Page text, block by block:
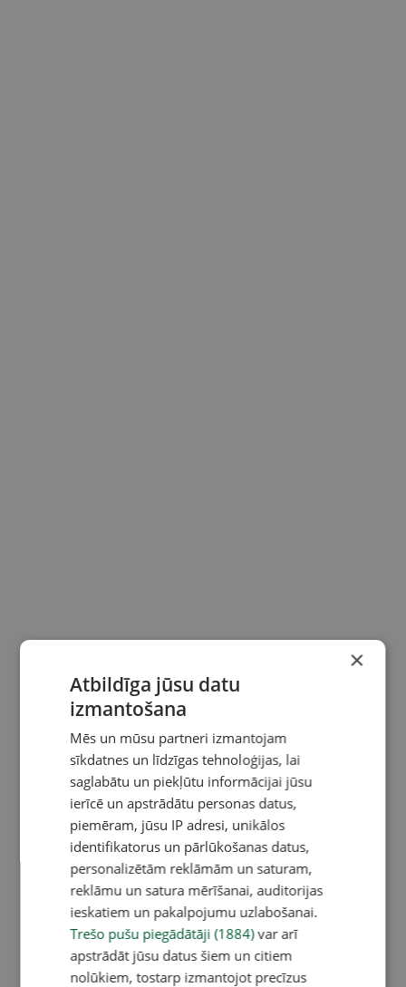
×
Atbildīga jūsu datu
izmantošana
Mēs un mūsu partneri izmantojam
sīkdatnes un līdzīgas tehnoloģijas, lai
saglabātu un piekļūtu informācijai jūsu
ierīcē un apstrādātu personas datus,
piemēram, jūsu IP adresi, unikālos
identifikatorus un pārlūkošanas datus,
personalizētām reklāmām un saturam,
reklāmu un satura mērīšanai, auditorijas
ieskatiem un pakalpojumu uzlabošanai.
Trešo pušu piegādātāji (1884)var arī
apstrādāt jūsu datus šiem un citiem
nolūkiem, tostarp izmantojot precīzus